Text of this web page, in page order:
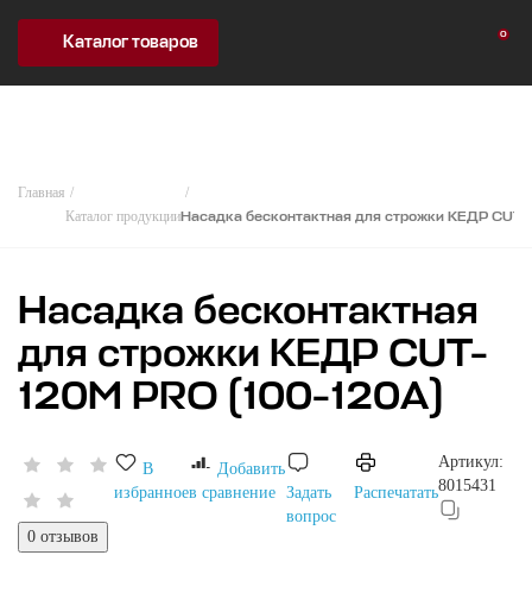
Каталог товаров
0
Главная
Каталог продукцииНасадка бесконтактная для строжки КЕДР CUT-
Насадка бесконтактная
для строжки КЕДР CUT-
120M PRO (100-120А)
0 отзывов
В
избранное
Добавить
в сравнение
Задать
вопрос
Распечатать
Артикул:
8015431